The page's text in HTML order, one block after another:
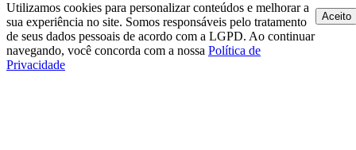
Utilizamos cookies para personalizar conteúdos e melhorar a
sua experiência no site. Somos responsáveis pelo tratamento
de seus dados pessoais de acordo com a LGPD. Ao continuar
navegando, você concorda com a nossa Política de
Privacidade
Aceito